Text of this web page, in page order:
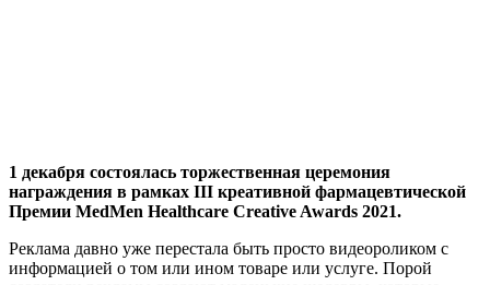
1 декабря состоялась торжественная церемония
награждения в рамках III креативной фармацевтической
Премии MedMen Healthcare Creative Awards 2021.
Реклама давно уже перестала быть просто видеороликом с
информацией о том или ином товаре или услуге. Порой